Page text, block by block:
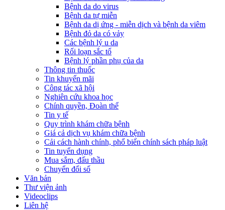
Bệnh da do virus
Bệnh da tự miễn
Bệnh da dị ứng - miễn dịch và bệnh da viêm
Bệnh đỏ da có vảy
Các bệnh lý u da
Rối loạn sắc tố
Bệnh lý phần phụ của da
Thông tin thuốc
Tin khuyến mãi
Công tác xã hội
Nghiên cứu khoa học
Chính quyền, Đoàn thể
Tin y tế
Quy trình khám chữa bệnh
Giá cả dịch vụ khám chữa bệnh
Cải cách hành chính, phổ biến chính sách pháp luật
Tin tuyển dụng
Mua sắm, đấu thầu
Chuyển đổi số
Văn bản
Thư viện ảnh
Videoclips
Liên hệ